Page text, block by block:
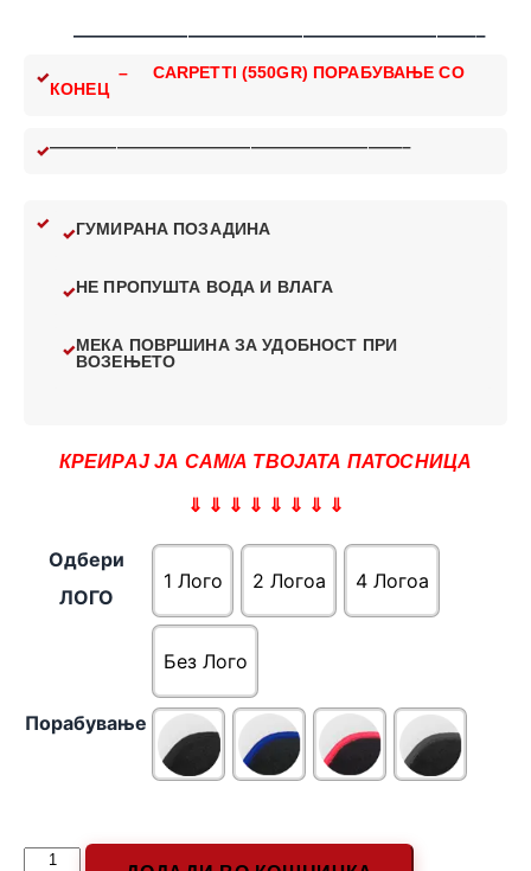
—————————————————————–
– CARPETTI (550GR) ПОРАБУВАЊЕ СО
КОНЕЦ
—————————————————————–
ГУМИРАНА ПОЗАДИНА
НЕ ПРОПУШТА ВОДА И ВЛАГА
МЕКА ПОВРШИНА ЗА УДОБНОСТ ПРИ
ВОЗЕЊЕТО
КРЕИРАЈ ЈА САМ/А ТВОЈАТА ПАТОСНИЦА
⇓ ⇓ ⇓ ⇓ ⇓ ⇓ ⇓ ⇓
Одбери
ЛОГО
1 Лого 2 Логоa 4 Логоa
Без Лого
Порабување